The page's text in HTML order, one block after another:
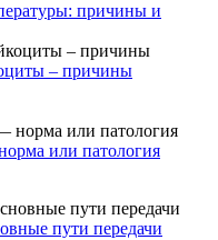
причины и
– причины
или патология
пути передачи